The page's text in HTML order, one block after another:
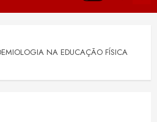
NA EDUCAÇÃO FÍSICA